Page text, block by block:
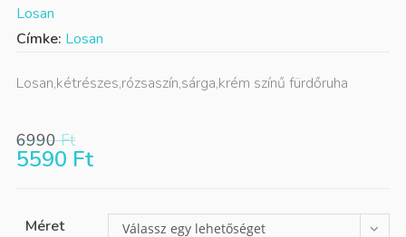
Losan
Címke: Losan
Losan,kétrészes,rózsaszín,sárga,krém színű fürdőruha
6990Ft
5590 Ft
Méret Válassz egy lehetőséget